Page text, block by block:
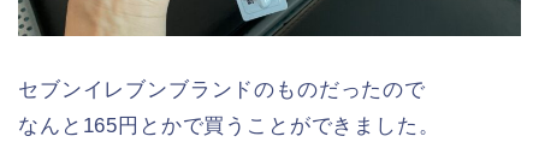
セブンイレブンブランドのものだったので
なんと165円とかで買うことができました。